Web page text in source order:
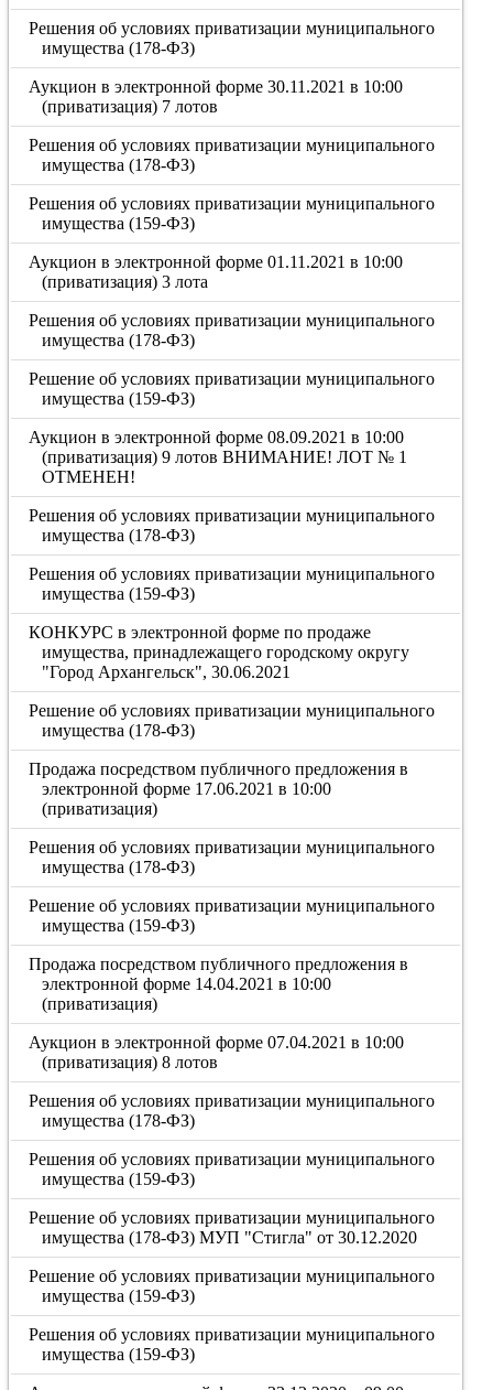
Решения об условиях приватизации муниципального
имущества (178-ФЗ)
Аукцион в электронной форме 30.11.2021 в 10:00
(приватизация) 7 лотов
Решения об условиях приватизации муниципального
имущества (178-ФЗ)
Решения об условиях приватизации муниципального
имущества (159-ФЗ)
Аукцион в электронной форме 01.11.2021 в 10:00
(приватизация) 3 лота
Решения об условиях приватизации муниципального
имущества (178-ФЗ)
Решение об условиях приватизации муниципального
имущества (159-ФЗ)
Аукцион в электронной форме 08.09.2021 в 10:00
(приватизация) 9 лотов ВНИМАНИЕ! ЛОТ № 1
ОТМЕНЕН!
Решения об условиях приватизации муниципального
имущества (178-ФЗ)
Решения об условиях приватизации муниципального
имущества (159-ФЗ)
КОНКУРС в электронной форме по продаже
имущества, принадлежащего городскому округу
"Город Архангельск", 30.06.2021
Решение об условиях приватизации муниципального
имущества (178-ФЗ)
Продажа посредством публичного предложения в
электронной форме 17.06.2021 в 10:00
(приватизация)
Решения об условиях приватизации муниципального
имущества (178-ФЗ)
Решение об условиях приватизации муниципального
имущества (159-ФЗ)
Продажа посредством публичного предложения в
электронной форме 14.04.2021 в 10:00
(приватизация)
Аукцион в электронной форме 07.04.2021 в 10:00
(приватизация) 8 лотов
Решения об условиях приватизации муниципального
имущества (178-ФЗ)
Решения об условиях приватизации муниципального
имущества (159-ФЗ)
Решение об условиях приватизации муниципального
имущества (178-ФЗ) МУП "Стигла" от 30.12.2020
Решение об условиях приватизации муниципального
имущества (159-ФЗ)
Решения об условиях приватизации муниципального
имущества (159-ФЗ)